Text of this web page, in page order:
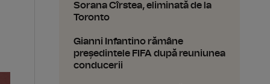
Sorana Cîrstea, eliminată de la
Toronto
Gianni Infantino rămâne
președintele FIFA după reuniunea
conducerii